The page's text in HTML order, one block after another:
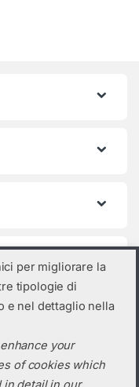
per migliorare la
tipologie di
e nel dettaglio nella
your
of cookies which